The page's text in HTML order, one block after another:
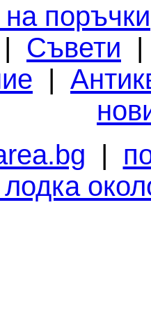
поръчки
| Съвети
|
|